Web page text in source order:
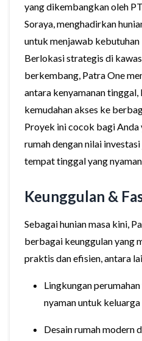
yang dikembangkan oleh
Soraya, menghadirkan
untuk menjawab
Berlokasi strategis di
berkembang, Patra One
antara kenyamanan
kemudahan akses ke
Proyek ini cocok bagi Anda
rumah dengan nilai
tempat tinggal yang
Keunggulan &
Sebagai hunian masa kini,
berbagai keunggulan yang
praktis dan efisien, antara
Lingkungan
nyaman untuk keluarga
Desain rumah modern